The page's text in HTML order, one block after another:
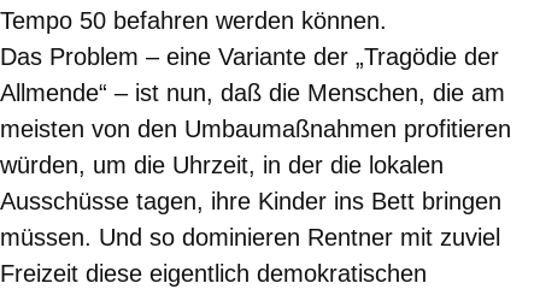
Tempo 50 befahren werden können.
Das Problem – eine Variante der „Tragödie der
Allmende“ – ist nun, daß die Menschen, die am
meisten von den Umbaumaßnahmen profitieren
würden, um die Uhrzeit, in der die lokalen
Ausschüsse tagen, ihre Kinder ins Bett bringen
müssen. Und so dominieren Rentner mit zuviel
Freizeit diese eigentlich demokratischen